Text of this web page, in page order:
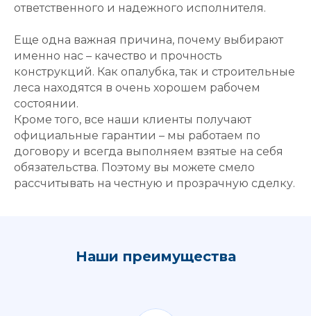
ответственного и надежного исполнителя.
Еще одна важная причина, почему выбирают
именно нас – качество и прочность
конструкций. Как опалубка, так и строительные
леса находятся в очень хорошем рабочем
состоянии.
Кроме того, все наши клиенты получают
официальные гарантии – мы работаем по
договору и всегда выполняем взятые на себя
обязательства. Поэтому вы можете смело
рассчитывать на честную и прозрачную сделку.
Наши преимущества